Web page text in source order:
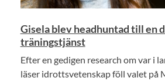
Gisela blev headhuntad till en
träningstjänst
Efter en gedigen research om var i
läser idrottsvetenskap föll valet